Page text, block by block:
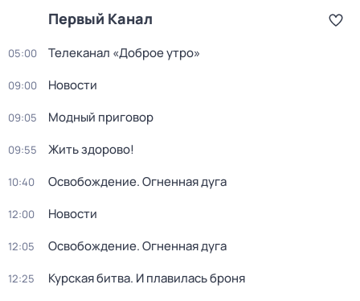
Первый Канал
05:00 Телеканал «Доброе утро»
09:00 Новости
09:05 Модный приговор
09:55 Жить здорово!
10:40 Освобождение. Огненная дуга
12:00 Новости
12:05 Освобождение. Огненная дуга
12:25 Курская битва. И плавилась броня